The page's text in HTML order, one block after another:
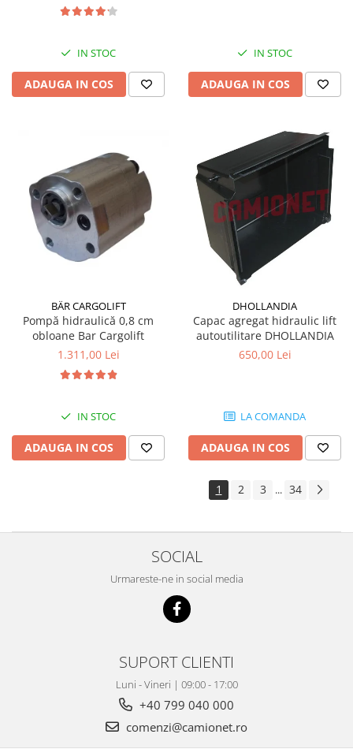
IN STOC
ADAUGA IN COS
IN STOC
ADAUGA IN COS
BÄR CARGOLIFT
Pompă hidraulică 0,8 cm
obloane Bar Cargolift
1.311,00 Lei
IN STOC
ADAUGA IN COS
DHOLLANDIA
Capac agregat hidraulic lift
autoutilitare DHOLLANDIA
650,00 Lei
LA COMANDA
ADAUGA IN COS
1 2 3 ... 34
SOCIAL
Urmareste-ne in social media
SUPORT CLIENTI
Luni - Vineri | 09:00 - 17:00
+40 799 040 000
comenzi@camionet.ro